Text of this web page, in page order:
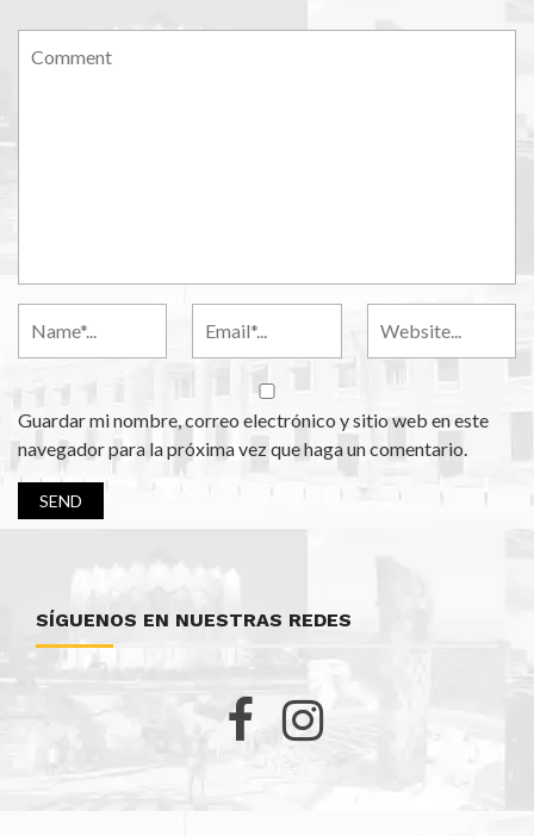
Guardar mi nombre, correo electrónico y sitio web en este
navegador para la próxima vez que haga un comentario.
SÍGUENOS EN NUESTRAS REDES